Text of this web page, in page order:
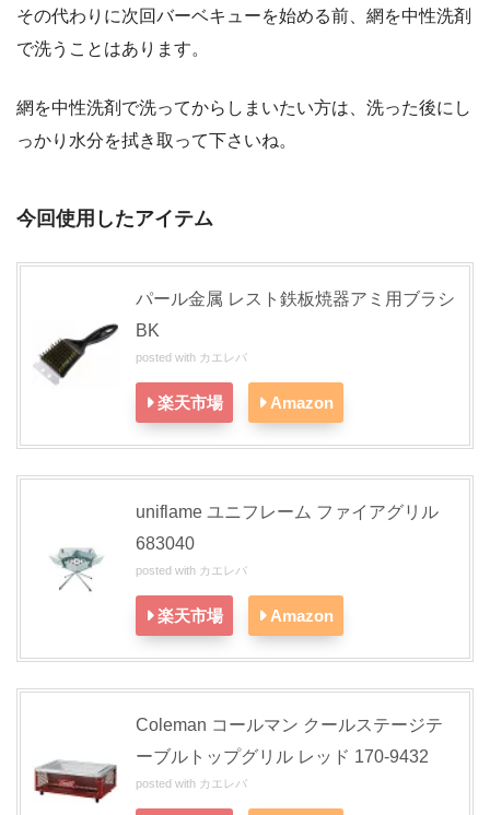
その代わりに次回バーベキューを始める前、網を中性洗剤
で洗うことはあります。
網を中性洗剤で洗ってからしまいたい方は、洗った後にし
っかり水分を拭き取って下さいね。
今回使用したアイテム
パール金属 レスト鉄板焼器アミ用ブラシ
BK
posted with カエレバ
楽天市場 Amazon
uniflame ユニフレーム ファイアグリル
683040
posted with カエレバ
楽天市場 Amazon
Coleman コールマン クールステージテ
ーブルトップグリル レッド 170-9432
posted with カエレバ